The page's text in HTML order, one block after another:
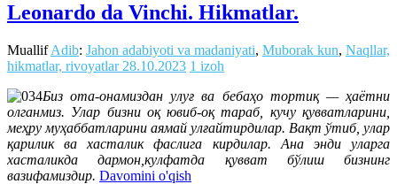
Leonardo da Vinchi. Hikmatlar.
MuallifAdib: Jahon adabiyoti va madaniyati, Muborak kun, Naqllar,
hikmatlar, rivoyatlar 28.10.2023 1 izoh
Биз ота-онамиздан улуғ ва бебаҳо тортиқ — ҳаётни
олганмиз. Улар бизни оқ ювиб-оқ тараб, кучу қувватларини,
меҳру муҳаббатларини аямай улғайтирдилар. Вақт ўтиб, улар
қарилик ва хасталик фаслига кирдилар. Ана энди уларга
хасталикда дармон,кулфатда қувват бўлиш бизнинг
вазифамиздир. Davomini o'qish